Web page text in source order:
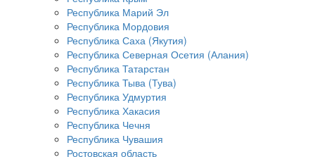
Республика Марий Эл
Республика Мордовия
Республика Саха (Якутия)
Республика Северная Осетия (Алания)
Республика Татарстан
Республика Тыва (Тува)
Республика Удмуртия
Республика Хакасия
Республика Чечня
Республика Чувашия
Ростовская область